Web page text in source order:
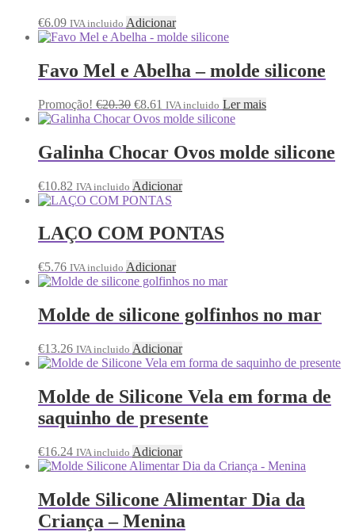
€6.09 IVA incluido Adicionar
Favo Mel e Abelha – molde silicone
Promoção! €20.30 €8.61 IVA incluido Ler mais
Galinha Chocar Ovos molde silicone
€10.82 IVA incluido Adicionar
LAÇO COM PONTAS
€5.76 IVA incluido Adicionar
Molde de silicone golfinhos no mar
€13.26 IVA incluido Adicionar
Molde de Silicone Vela em forma de
saquinho de presente
€16.24 IVA incluido Adicionar
Molde Silicone Alimentar Dia da
Criança – Menina